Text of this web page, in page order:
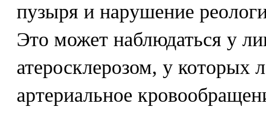
пузыря и нарушение
Это может наблюдаться у
атеросклерозом, у которых
артериальное